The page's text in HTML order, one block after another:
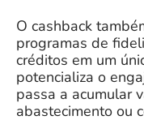
O cashback
programas de
créditos em um
potencializa o
passa a acumular
abastecimento ou